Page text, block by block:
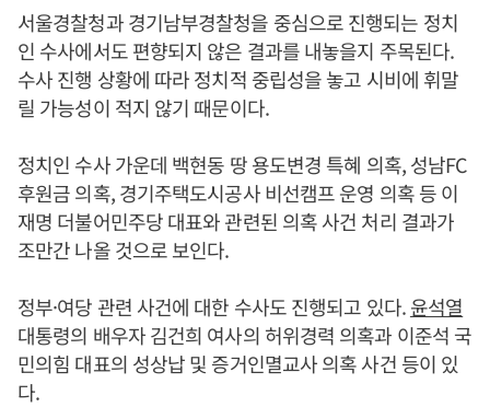
서울경찰청과 경기남부경찰청을 중심으로 진행되는 정치
인 수사에서도 편향되지 않은 결과를 내놓을지 주목된다.
수사 진행 상황에 따라 정치적 중립성을 놓고 시비에 휘말
릴 가능성이 적지 않기 때문이다.
정치인 수사 가운데 백현동 땅 용도변경 특혜 의혹, 성남FC
후원금 의혹, 경기주택도시공사 비선캠프 운영 의혹 등 이
재명 더불어민주당 대표와 관련된 의혹 사건 처리 결과가
조만간 나올 것으로 보인다.
정부·여당 관련 사건에 대한 수사도 진행되고 있다.윤석열
대통령의 배우자 김건희 여사의 허위경력 의혹과 이준석 국
민의힘 대표의 성상납 및 증거인멸교사 의혹 사건 등이 있
다.